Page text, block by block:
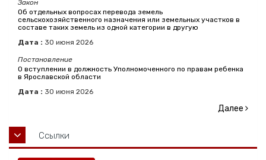
Закон
Об отдельных вопросах перевода земель
сельскохозяйственного назначения или земельных участков в
составе таких земель из одной категории в другую
Дата : 30 июня 2026
Постановление
О вступлении в должность Уполномоченного по правам ребенка
в Ярославской области
Дата : 30 июня 2026
Далее
Ссылки